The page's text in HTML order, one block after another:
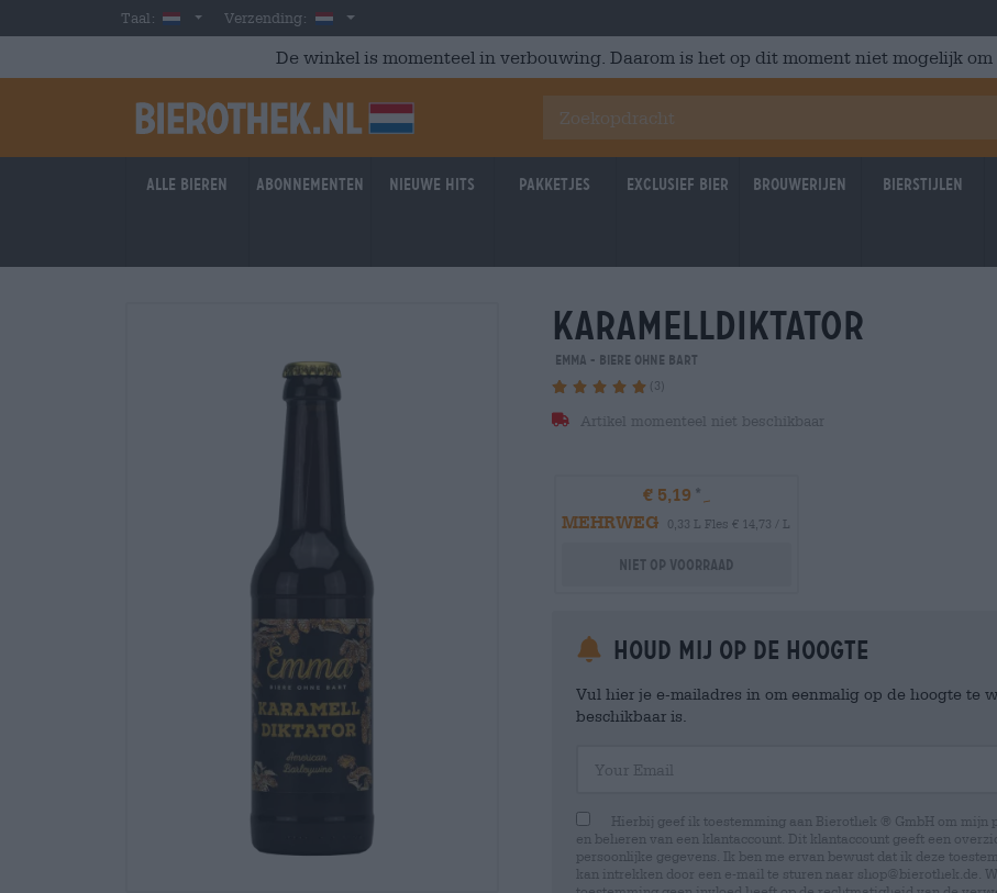
Skip to main content
Taal: DutchVerzending: Nederland
De winkel is momenteel in verbouwing. Daarom is het op dit moment niet mogelijk om
Alle bieren Abonnementen Nieuwe hits Pakketjes Exclusief Bier Brouwerijen Bierstijlen
karamelldiktator
Emma - Biere ohne Bart
(3)
Artikel momenteel niet beschikbaar
€ 5,19
MEHRWEG
0,33 L Fles € 14,73 / L
Niet op voorraad
Houd mij op de hoogte
Vul hier je e-mailadres in om eenmalig op de hoogte te
beschikbaar is.
Hierbij geef ik toestemming aan Bierothek ® GmbH om mijn
en beheren van een klantaccount. Dit klantaccount geeft een
persoonlijke gegevens. Ik ben me ervan bewust dat ik deze
kan intrekken door een e-mail te sturen naar shop@bierothek.de.